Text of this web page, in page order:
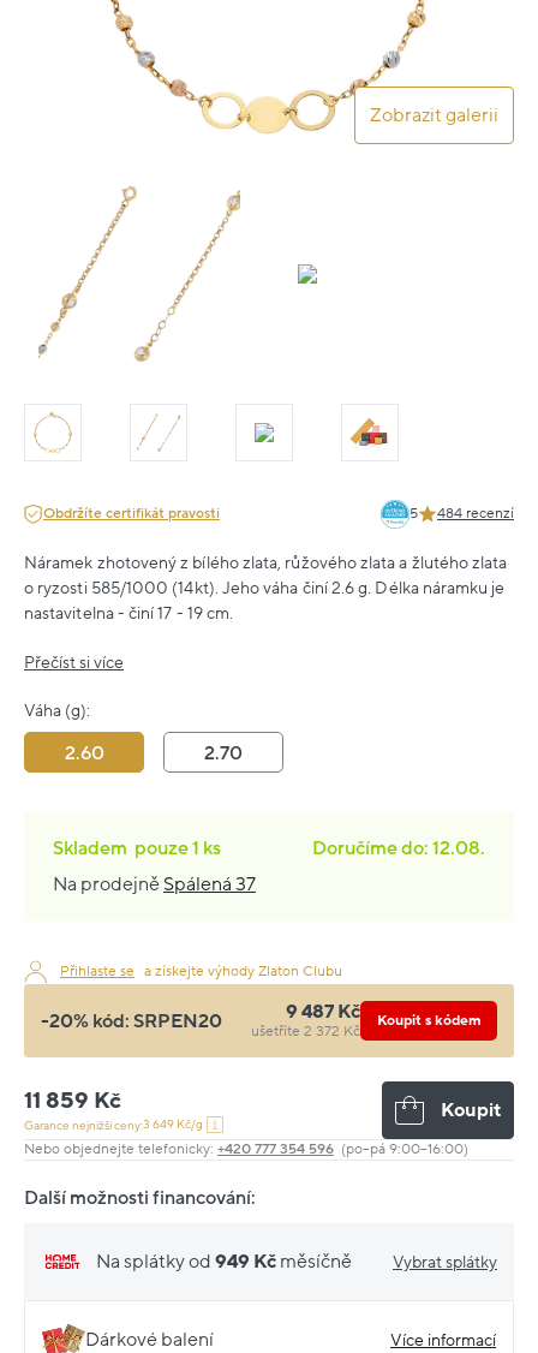
Zobrazit galerii
Obdržíte certifikát pravosti 5 484 recenzí
Náramek zhotovený z bílého zlata, růžového zlata a žlutého zlata
o ryzosti 585/1000 (14kt). Jeho váha činí 2.6 g. Délka náramku je
nastavitelna - činí 17 - 19 cm.
Přečíst si více
Váha (g):
2.60 2.70
Skladem pouze1 ks
Doručíme do: 12.08.
Na prodejně Spálená 37
Přihlaste se a získejte výhody Zlaton Clubu
-20% kód: SRPEN20 9 487 Kč
ušetříte 2 372 Kč
Koupit s kódem
11 859 Kč
Garance nejnižší ceny:3 649 Kč/g
Koupit
Nebo objednejte telefonicky: +420 777 354 596 (po–pá 9:00–16:00)
Další možnosti financování:
Na splátky od 949 Kč měsíčně Vybrat splátky
Dárkové balení Více informací